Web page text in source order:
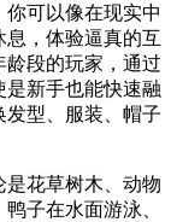
可以像在现实中
，体验逼真的互
段的玩家，通过
是新手也能快速融
发型、服装、帽子
花草树木、动物
子在水面游泳、